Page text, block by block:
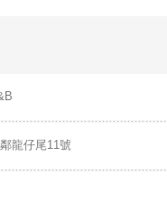
龍仔尾11號